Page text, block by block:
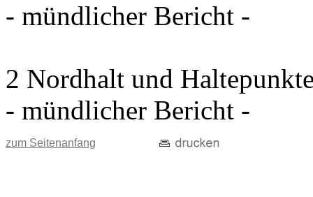
- mündlicher Bericht -
2 Nordhalt und
- mündlicher Bericht -
zum Seitenanfang